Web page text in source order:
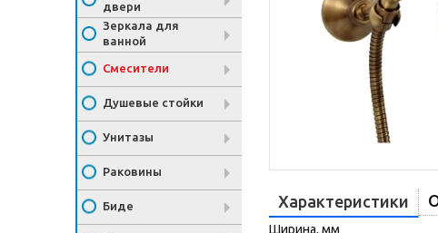
двери
Зеркала для
ванной
Смесители
Душевые стойки
Унитазы
Раковины
Биде Характеристики
Ширина, мм